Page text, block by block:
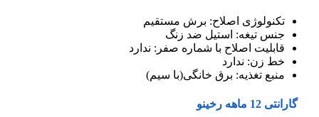
تکنولوژی اصلاح: برش مستقیم
جنس تیغه: استیل ضد زنگ
قابلیت اصلاح با شماره صفر: ندارد
خط زن: ندارد
منبع تغذیه: برق خانگی(با سیم)
گارانتی 12 ماهه رخینو